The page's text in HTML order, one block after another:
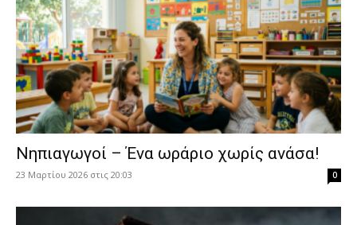
Νηπιαγωγοί – Ένα ωράριο χωρίς ανάσα!
23 Μαρτίου 2026 στις 20:03 0